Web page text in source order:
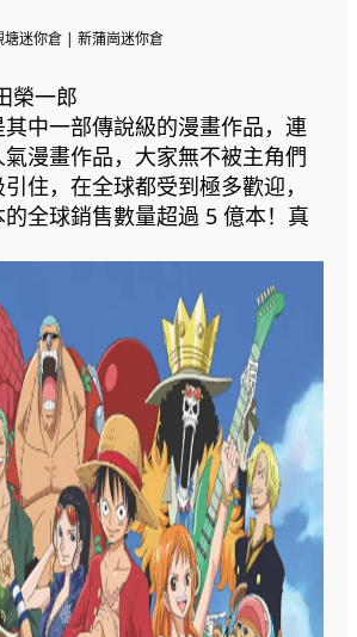
迷你倉 | 新蒲崗迷你倉
榮一郎
其中一部傳說級的漫畫作品，連
漫畫作品，大家無不被主角們
住，在全球都受到極多歡迎，
全球銷售數量超過 5 億本！真